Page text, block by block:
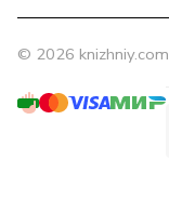
© 2026 knizhniy.com